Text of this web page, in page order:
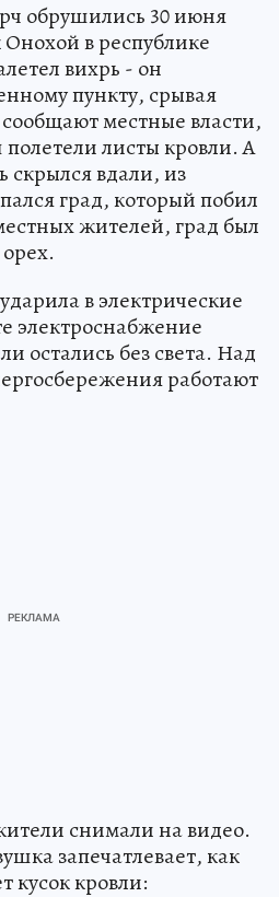
обрушились 30 июня
Онохой в республике
вихрь - он
пункту, срывая
местные власти,
листы кровли. А
скрылся вдали, из
град, который побил
жителей, град был
в электрические
электроснабжение
остались без света. Над
работают
снимали на видео.
запечатлевает, как
кусок кровли: